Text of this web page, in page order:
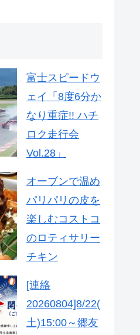
富士スピードウ
ェイ「8度6分か
なり重症!! ハチ
ロク走行会
Vol.28」
オーブンで温め
パリパリの皮を
楽しむコストコ
のロティサリー
チキン
[連絡
20260804]8/22(
土)15:00～郷友